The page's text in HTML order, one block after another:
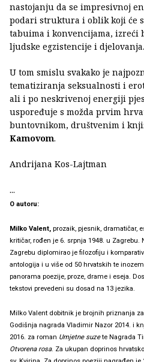
nastojanju da se impresivnoj
podari struktura i oblik koji će
tabuima i konvencijama, izreći
ljudske egzistencije i djelovanja.
U tom smislu svakako je
tematiziranja seksualnosti i
ali i po neskrivenoj energiji
uspoređuje s možda prvim
buntovnikom, društvenim i
Kamovom.
Andrijana Kos-Lajtman
...
O autoru:
Milko Valent, prozaik, pjesnik, dramatičar,
kritičar, rođen je 6. srpnja 1948. u
Zagrebu diplomirao je filozofiju i
antologija i u više od 50 hrvatskih te
panorama poezije, proze, drame i eseja.
tekstovi prevedeni su dosad na 13 jezika.
Milko Valent dobitnik je brojnih priznanja
Godišnja nagrada Vladimir Nazor 2014. i
2016. za roman Umjetne suzete Nagrada
Otvorena rosa. Za ukupan doprinos